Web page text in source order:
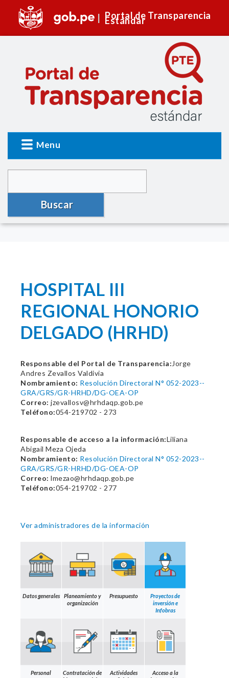
Portal de Transparencia
Estándar
Menu
Buscar
HOSPITAL III
REGIONAL HONORIO
DELGADO (HRHD)
Responsable del Portal de Transparencia: Jorge
Andres Zevallos Valdivia
Nombramiento: Resolución Directoral N° 052-2023--
GRA/GRS/GR-HRHD/DG-OEA-OP
Correo: jzevallosv@hrhdaqp.gob.pe
Teléfono:054-219702 - 273
Responsable de acceso a la información:Liliana
Abigail Meza Ojeda
Nombramiento: Resolución Directoral N° 052-2023--
GRA/GRS/GR-HRHD/DG-OEA-OP
Correo: lmezao@hrhdaqp.gob.pe
Teléfono:054-219702 - 277
Ver administradores de la información
Datos generales
Planeamiento y
organización
Presupuesto
Proyectos de
inversión e
Infobras
Personal
Contratación de
Actividades
Acceso a la